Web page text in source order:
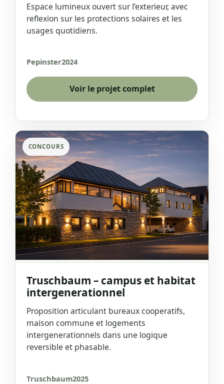
Espace lumineux ouvert sur l’exterieur, avec
reflexion sur les protections solaires et les
usages quotidiens.
Pepinster2024
Voir le projet complet
CONCOURS
Truschbaum – campus et habitat
intergenerationnel
Proposition articulant bureaux cooperatifs,
maison commune et logements
intergenerationnels dans une logique
reversible et phasable.
Truschbaum2025